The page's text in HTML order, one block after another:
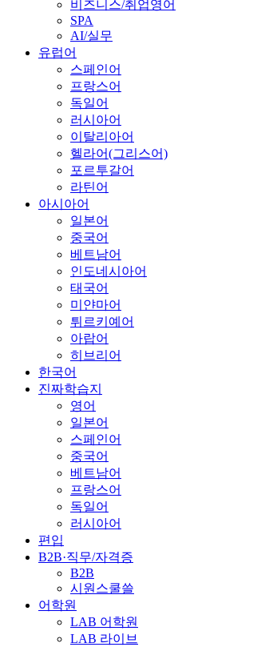
비즈니스/취업영어
SPA
AI/실무
유럽어
스페인어
프랑스어
독일어
러시아어
이탈리아어
헬라어(그리스어)
포르투갈어
라틴어
아시아어
일본어
중국어
베트남어
인도네시아어
태국어
미얀마어
튀르키예어
아랍어
히브리어
한국어
진짜학습지
영어
일본어
스페인어
중국어
베트남어
프랑스어
독일어
러시아어
편입
B2B·직무/자격증
B2B
시원스쿨쓸
어학원
LAB 어학원
LAB 라이브